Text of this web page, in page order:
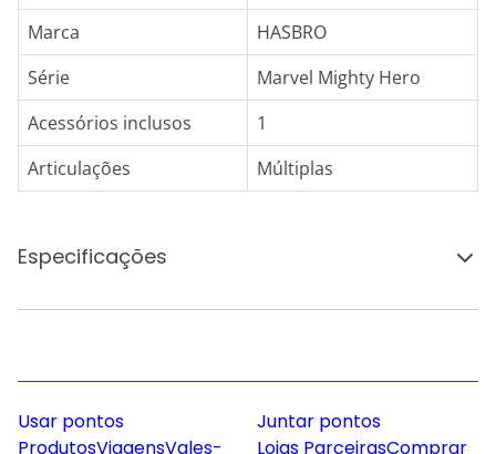
Marca
HASBRO
Série
Marvel Mighty Hero
Acessórios inclusos
1
Articulações
Múltiplas
Especificações
Usar pontos
ProdutosViagensVales-
Juntar pontos
Lojas ParceirasComprar